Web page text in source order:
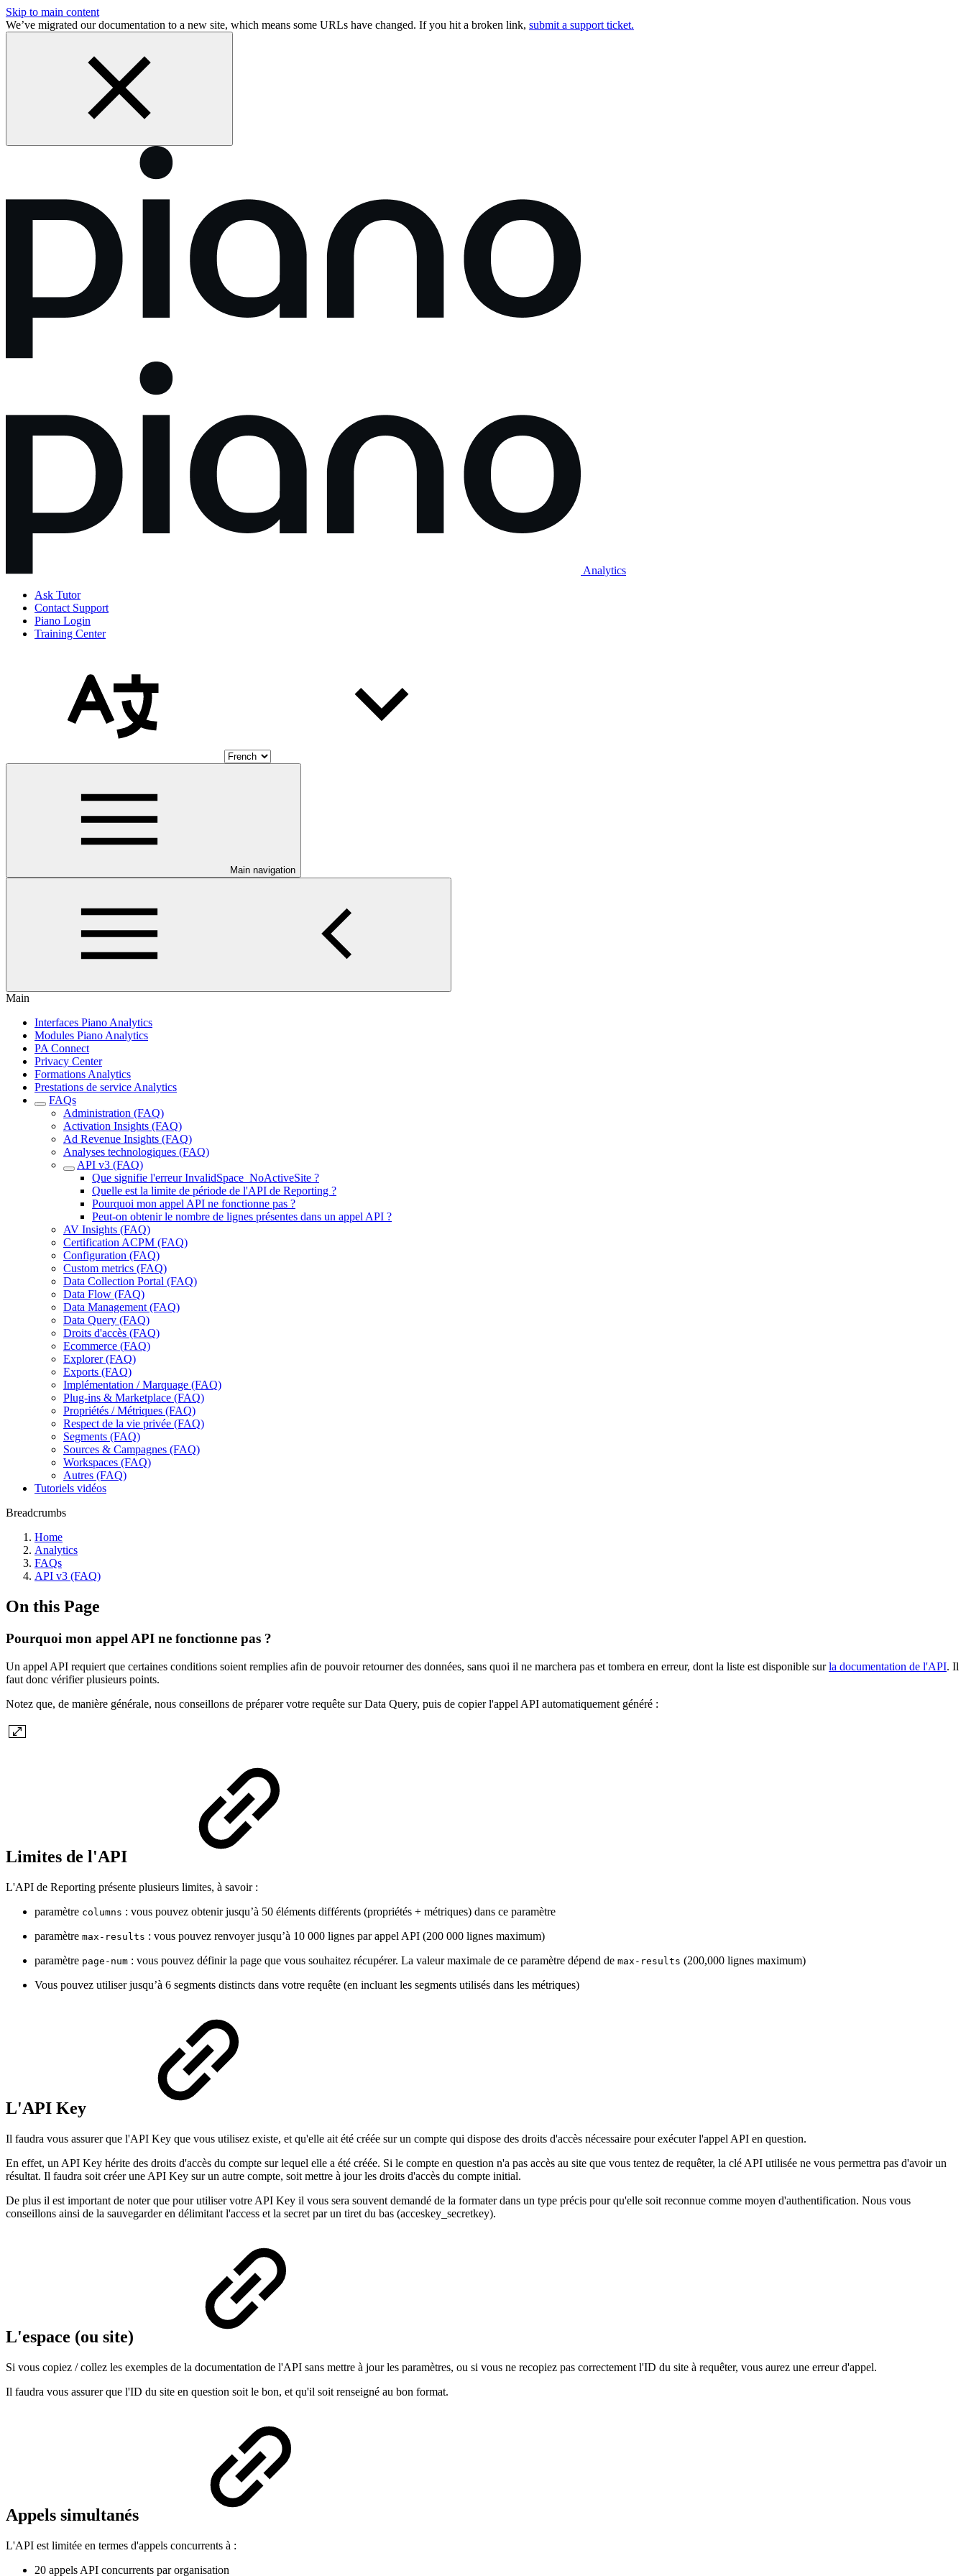
Skip to main content
We’ve migrated our documentation to a new site, which means some URLs have changed. If you hit a broken link, submit a support ticket.
Analytics
Ask Tutor
Contact Support
Piano Login
Training Center
Main navigation
Main
Interfaces Piano Analytics
Modules Piano Analytics
PA Connect
Privacy Center
Formations Analytics
Prestations de service Analytics
FAQs
Administration (FAQ)
Activation Insights (FAQ)
Ad Revenue Insights (FAQ)
Analyses technologiques (FAQ)
API v3 (FAQ)
Que signifie l'erreur InvalidSpace_NoActiveSite ?
Quelle est la limite de période de l'API de Reporting ?
Pourquoi mon appel API ne fonctionne pas ?
Peut-on obtenir le nombre de lignes présentes dans un appel API ?
AV Insights (FAQ)
Certification ACPM (FAQ)
Configuration (FAQ)
Custom metrics (FAQ)
Data Collection Portal (FAQ)
Data Flow (FAQ)
Data Management (FAQ)
Data Query (FAQ)
Droits d'accès (FAQ)
Ecommerce (FAQ)
Explorer (FAQ)
Exports (FAQ)
Implémentation / Marquage (FAQ)
Plug-ins & Marketplace (FAQ)
Propriétés / Métriques (FAQ)
Respect de la vie privée (FAQ)
Segments (FAQ)
Sources & Campagnes (FAQ)
Workspaces (FAQ)
Autres (FAQ)
Tutoriels vidéos
Breadcrumbs
Home
Analytics
FAQs
API v3 (FAQ)
On this Page
Pourquoi mon appel API ne fonctionne pas ?
Un appel API requiert que certaines conditions soient remplies afin de pouvoir retourner des données, sans quoi il ne marchera pas et tombera en erreur, dont la liste est disponible surla documentation de l'API. Il
faut donc vérifier plusieurs points.
Notez que, de manière générale, nous conseillons de préparer votre requête sur Data Query, puis de copier l'appel API automatiquement généré :
Limites de l'API
L'API de Reporting présente plusieurs limites, à savoir :
paramètre columns : vous pouvez obtenir jusqu’à 50 éléments différents (propriétés + métriques) dans ce paramètre
paramètre max-results : vous pouvez renvoyer jusqu’à 10 000 lignes par appel API (200 000 lignes maximum)
paramètre page-num : vous pouvez définir la page que vous souhaitez récupérer. La valeur maximale de ce paramètre dépend de max-results (200,000 lignes maximum)
Vous pouvez utiliser jusqu’à 6 segments distincts dans votre requête (en incluant les segments utilisés dans les métriques)
L'API Key
Il faudra vous assurer que l'API Key que vous utilisez existe, et qu'elle ait été créée sur un compte qui dispose des droits d'accès nécessaire pour exécuter l'appel API en question.
En effet, un API Key hérite des droits d'accès du compte sur lequel elle a été créée. Si le compte en question n'a pas accès au site que vous tentez de requêter, la clé API utilisée ne vous permettra pas d'avoir un
résultat. Il faudra soit créer une API Key sur un autre compte, soit mettre à jour les droits d'accès du compte initial.
De plus il est important de noter que pour utiliser votre API Key il vous sera souvent demandé de la formater dans un type précis pour qu'elle soit reconnue comme moyen d'authentification. Nous vous
conseillons ainsi de la sauvegarder en délimitant l'access et la secret par un tiret du bas (acceskey_secretkey).
L'espace (ou site)
Si vous copiez / collez les exemples de la documentation de l'API sans mettre à jour les paramètres, ou si vous ne recopiez pas correctement l'ID du site à requêter, vous aurez une erreur d'appel.
Il faudra vous assurer que l'ID du site en question soit le bon, et qu'il soit renseigné au bon format.
Appels simultanés
L'API est limitée en termes d'appels concurrents à :
20 appels API concurrents par organisation